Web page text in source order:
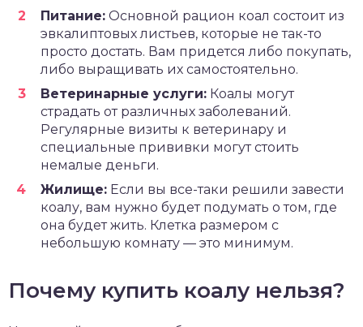
Питание: Основной рацион коал состоит из
эвкалиптовых листьев, которые не так-то
просто достать. Вам придется либо покупать,
либо выращивать их самостоятельно.
Ветеринарные услуги: Коалы могут
страдать от различных заболеваний.
Регулярные визиты к ветеринару и
специальные прививки могут стоить
немалые деньги.
Жилище: Если вы все-таки решили завести
коалу, вам нужно будет подумать о том, где
она будет жить. Клетка размером с
небольшую комнату — это минимум.
Почему купить коалу нельзя?